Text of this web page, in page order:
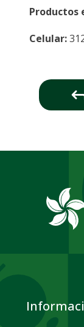
Productos
Celular: